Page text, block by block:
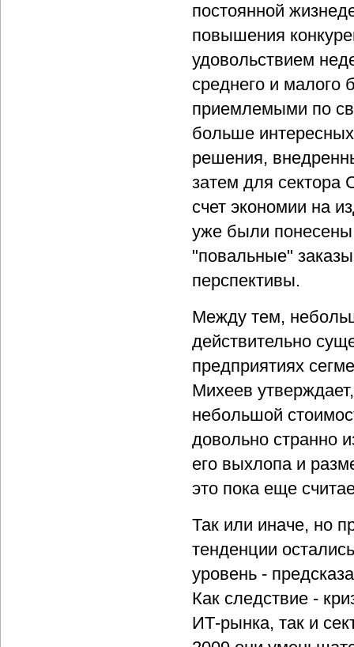
постоянной
повышения
удовольствием
среднего и малого
приемлемыми по
больше
решения,
затем для сектора
счет экономии на
уже были понесены
"повальные"
перспективы.
Между тем,
действительно
предприятиях
Михеев
небольшой
довольно странно
его выхлопа и
это пока еще
Так или иначе, но
тенденции
уровень -
Как следствие -
ИТ-рынка, так и